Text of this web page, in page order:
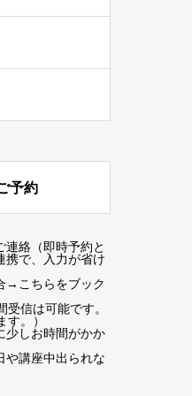
予約
絡（即時予約と
携で、入力が省け
→こちらをブック
信は可能です。
。）
しお時間がかか
講座中出られな